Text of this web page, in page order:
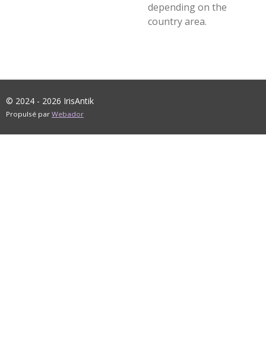
depending on the
country area.
© 2024 - 2026 IrisAntik
Propulsé par Webador